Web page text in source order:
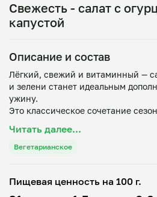
Свежесть - салат с
капустой
Описание и состав
Лёгкий, свежий и витаминный —
и зелени станет идеальным
ужину.
Это классическое сочетание
считанные минуты и подходит для
пикника или праздничного стола.
Капуста (белокочанная или
придаёт ему сочность и приятную
Читать далее...
Вегетарианское
Пищевая ценность на 100 г.